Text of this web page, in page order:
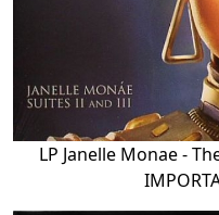
LP Janelle Monae -